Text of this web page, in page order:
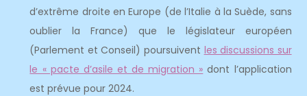
d’extrême droite en Europe (de l’Italie à la Suède, sans
oublier la France) que le législateur européen
(Parlement et Conseil) poursuivent les discussions sur
le « pacte d’asile et de migration » dont l’application
est prévue pour 2024.